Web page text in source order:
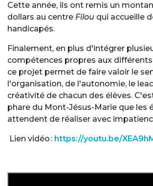
Cette année, ils ont remis un
dollars au centre Filou qui accueille
handicapés.
Finalement, en plus d'intégrer
compétences propres aux
ce projet permet de faire valoir le
l'organisation, de l'autonomie, le
créativité de chacun des élèves.
phare du Mont-Jésus-Marie que les
attendent de réaliser avec
Lien vidéo : https://youtu.be/